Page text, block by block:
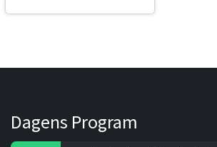
Dagens Program